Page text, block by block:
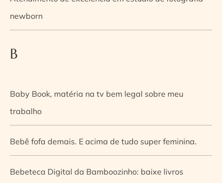
newborn
B
Baby Book, matéria na tv bem legal sobre meu
trabalho
Bebê fofa demais. E acima de tudo super feminina.
Bebeteca Digital da Bamboozinho: baixe livros